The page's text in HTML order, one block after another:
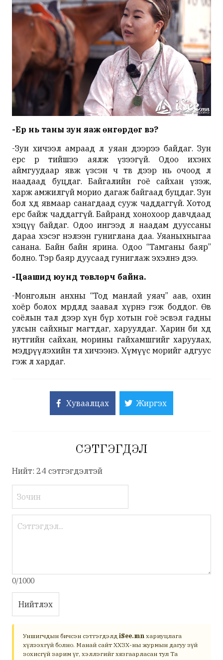
-Ер нь таны зун яаж өнгөрдөг вэ?
-Зун хичээл амраад л уяан дээрээ байдаг. Зун
ерөөсөө өөр тийшээ аялж үзээгүй. Одоо ихэнх
аймгуудаар явж үзсэн ч төв дээр нь очоод л
наадаад буцдаг. Байгалийн гоё сайхан үзэж,
харж амжилгүй морио дагаж байгаад буцдаг. Зун
бол хөдөө явмаар санагдаад сууж чаддаггүй. Хотод
ерөөсөө байж чаддаггүй. Байранд хонохоор давчдаад
хэцүү байдаг. Одоо ингээд л наадам дууссаны
дараа хэсэг нэлээн гуниглана даа. Уяаныхныгаа
санана. Байн байн ярина. Одоо “Тамганы баяр”
болно. Тэр баяр дуусаад гуниглаж эхэлнэ дээ.
-Цаашид юунд төвлөрч байна.
-Монголын анхны “Тод манлай уяач” аав, охин
хоёр болох мөрөөдөлдөө заавал хүрнэ гэж боддог. Өв
соёлын тал дээр хүн бүр хотын гоё эсвэл гадны
улсын сайхныг магтдаг, харуулдаг. Харин би хөдөө
нутгийн сайхан, морины гайхамшгийг харуулах,
мэдрүүлэхийн төлөө хичээнэ. Хүмүүс морийг адгуус
гэж л хардаг.
Хуваалцах Жиргэх
СЭТГЭГДЭЛ
Нийт: 24 сэтгэгдэлтэй
0/1000
Нийтлэх
Уншигчдын бичсэн сэтгэгдэлд iSee.mn хариуцлага
хүлээхгүй болно. Манай сайт ХХЗХ-ны журмын дагуу зүй
зохисгүй зарим үг, хэллэгийг хязгаарласан тул Та